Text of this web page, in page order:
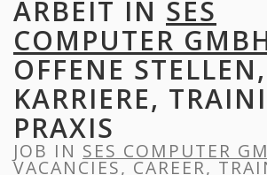
ARBEIT IN SES
COMPUTER
OFFENE STELLEN,
KARRIERE,
PRAXIS
JOB IN SES COMPUTER
VACANCIES, CAREER,